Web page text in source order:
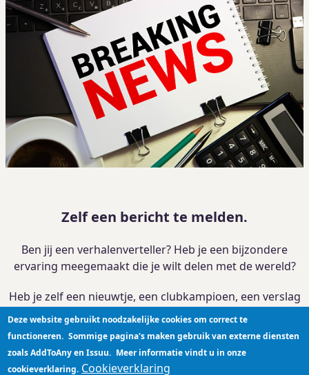
Zelf een bericht te melden.
Ben jij een verhalenverteller? Heb je een bijzondere
ervaring meegemaakt die je wilt delen met de wereld?
Heb je zelf een nieuwtje, een clubkampioen, een verslag
van je activiteit?
Je kan je verhaalhier plaatsen
Deze website gebruikt noodzakelijke cookies om correct te
functioneren. Sommige pagina's maken gebruik van externe diensten
zoals AddToAny en Issuu. Meer informatie vindt u in onze
cookieverklaring. Cookieverklaring